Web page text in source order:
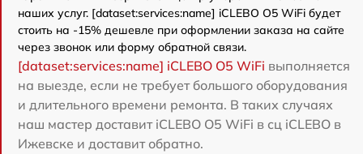
наших услуг. [dataset:services:name] iCLEBO O5 WiFi будет
стоить на -15% дешевле при оформлении заказа на сайте
через звонок или форму обратной связи.
[dataset:services:name] iCLEBO O5 WiFi выполняется
на выезде, если не требует большого оборудования
и длительного времени ремонта. В таких случаях
наш мастер доставит iCLEBO O5 WiFi в сц iCLEBO в
Ижевске и доставит обратно.